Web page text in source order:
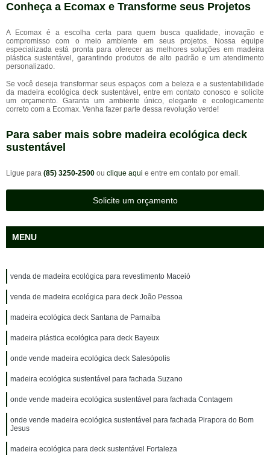
Conheça a Ecomax e Transforme seus Projetos
A Ecomax é a escolha certa para quem busca qualidade, inovação e
compromisso com o meio ambiente em seus projetos. Nossa equipe
especializada está pronta para oferecer as melhores soluções em madeira
plástica sustentável, garantindo produtos de alto padrão e um atendimento
personalizado.
Se você deseja transformar seus espaços com a beleza e a sustentabilidade
da madeira ecológica deck sustentável, entre em contato conosco e solicite
um orçamento. Garanta um ambiente único, elegante e ecologicamente
correto com a Ecomax. Venha fazer parte dessa revolução verde!
Para saber mais sobre madeira ecológica deck
sustentável
Ligue para (85) 3250-2500 ou clique aqui e entre em contato por email.
Solicite um orçamento
MENU
venda de madeira ecológica para revestimento Maceió
venda de madeira ecológica para deck João Pessoa
madeira ecológica deck Santana de Parnaíba
madeira plástica ecológica para deck Bayeux
onde vende madeira ecológica deck Salesópolis
madeira ecológica sustentável para fachada Suzano
onde vende madeira ecológica sustentável para fachada Contagem
onde vende madeira ecológica sustentável para fachada Pirapora do Bom
Jesus
madeira ecológica para deck sustentável Fortaleza